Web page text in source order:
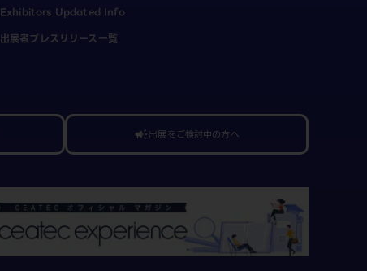
Exhibitors Updated Info
出展者プレスリリース一覧
campaign出展をご検討中の方へ